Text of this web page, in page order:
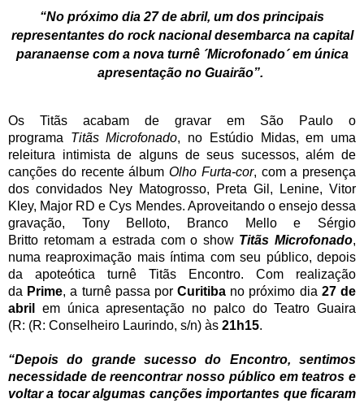
“No próximo dia 27 de abril, um dos principais
representantes do rock nacional desembarca na capital
paranaense com a nova turnê ´Microfonado´ em única
apresentação no Guairão”.
Os Titãs acabam de gravar em São Paulo o
programa Titãs Microfonado, no Estúdio Midas, em uma
releitura intimista de alguns de seus sucessos, além de
canções do recente álbum Olho Furta-cor, com a presença
dos convidados Ney Matogrosso, Preta Gil, Lenine, Vitor
Kley, Major RD e Cys Mendes. Aproveitando o ensejo dessa
gravação, Tony Belloto, Branco Mello e Sérgio
Britto retomam a estrada com o show Titãs Microfonado,
numa reaproximação mais íntima com seu público, depois
da apoteótica turnê Titãs Encontro. Com realização
da Prime, a turnê passa porCuritiba no próximo dia 27 de
abril
em única apresentação no palco do Teatro Guaira
(R: (R: Conselheiro Laurindo, s/n) às 21h15.
“Depois do grande sucesso do Encontro, sentimos
necessidade de reencontrar nosso público em teatros e
voltar a tocar algumas canções importantes que ficaram